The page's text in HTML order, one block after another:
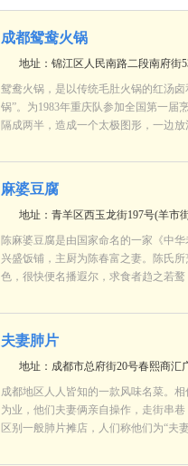
成都鸳鸯火锅
地址：锦江区人民南路二段南府街
鸳鸯火锅，是以传统毛肚火锅的红汤
锅”。为1983年重庆队参加全国第一届
隔成两半，造成一个太极图形，一边
麻婆豆腐
地址：青羊区西玉龙街197号(羊市
陈麻婆豆腐是由国家命名的一家《中
兴盛饭铺，主厨为陈春富之妻。陈氏
色，很快便名播遐尔，求食者趋之若
夫妻肺片
地址：成都市总府街20号春熙商汇
成都地区人人皆知的一款风味名菜。
为业，他们夫妻俩亲自操作，走街串
区别一般肺片摊店，人们称他们为“